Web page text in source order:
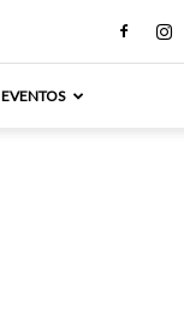
EVENTOS